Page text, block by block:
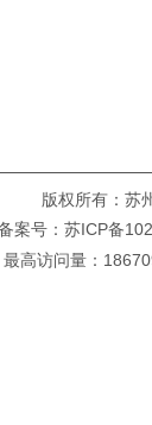
版权所有：
案号： 苏ICP备
高访问量：